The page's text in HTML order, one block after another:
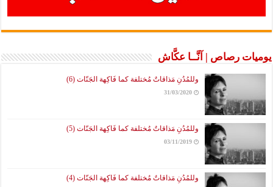
يوميات رصاص | آنَّــا عكَّاش
وللمُدُنِ مَذاقاتٌ مُختلفة كما فَاكِهة الجَنّات (6)
31/03/2020
وللمُدُنِ مَذاقاتٌ مُختلفة كما فَاكِهة الجَنّات (5)
03/11/2019
وللمُدُنِ مَذاقاتٌ مُختلفة كما فَاكِهة الجَنّات (4)